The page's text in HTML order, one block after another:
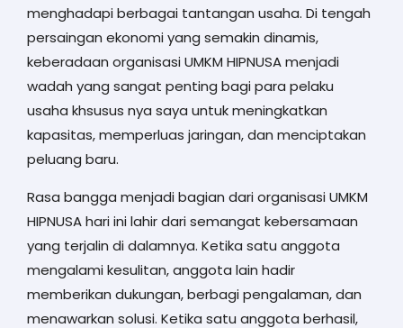
menghadapi berbagai tantangan usaha. Di tengah
persaingan ekonomi yang semakin dinamis,
keberadaan organisasi UMKM HIPNUSA menjadi
wadah yang sangat penting bagi para pelaku
usaha khsusus nya saya untuk meningkatkan
kapasitas, memperluas jaringan, dan menciptakan
peluang baru.
Rasa bangga menjadi bagian dari organisasi UMKM
HIPNUSA hari ini lahir dari semangat kebersamaan
yang terjalin di dalamnya. Ketika satu anggota
mengalami kesulitan, anggota lain hadir
memberikan dukungan, berbagi pengalaman, dan
menawarkan solusi. Ketika satu anggota berhasil,